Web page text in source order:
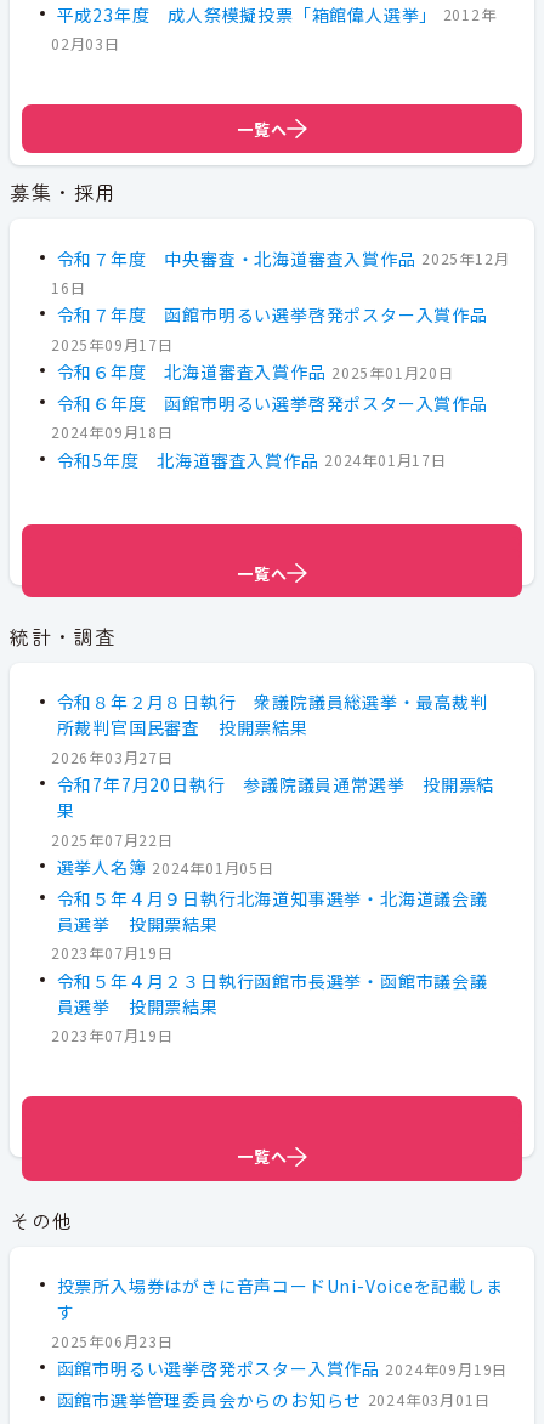
平成23年度 成人祭模擬投票「箱館偉人選挙」
2012年
02月03日
一覧へ
募集・採用
令和７年度 中央審査・北海道審査入賞作品 2025年12月
16日
令和７年度 函館市明るい選挙啓発ポスター入賞作品
2025年09月17日
令和６年度 北海道審査入賞作品 2025年01月20日
令和６年度 函館市明るい選挙啓発ポスター入賞作品
2024年09月18日
令和5年度 北海道審査入賞作品 2024年01月17日
一覧へ
一覧へ
統計・調査
令和８年２月８日執行 衆議院議員総選挙・最高裁判
所裁判官国民審査 投開票結果
2026年03月27日
令和7年7月20日執行 参議院議員通常選挙 投開票結
果
2025年07月22日
選挙人名簿 2024年01月05日
令和５年４月９日執行北海道知事選挙・北海道議会議
員選挙 投開票結果
2023年07月19日
令和５年４月２３日執行函館市長選挙・函館市議会議
員選挙 投開票結果
2023年07月19日
一覧へ
一覧へ
その他
投票所入場券はがきに音声コードUni-Voiceを記載しま
す
2025年06月23日
函館市明るい選挙啓発ポスター入賞作品 2024年09月19日
函館市選挙管理委員会からのお知らせ 2024年03月01日